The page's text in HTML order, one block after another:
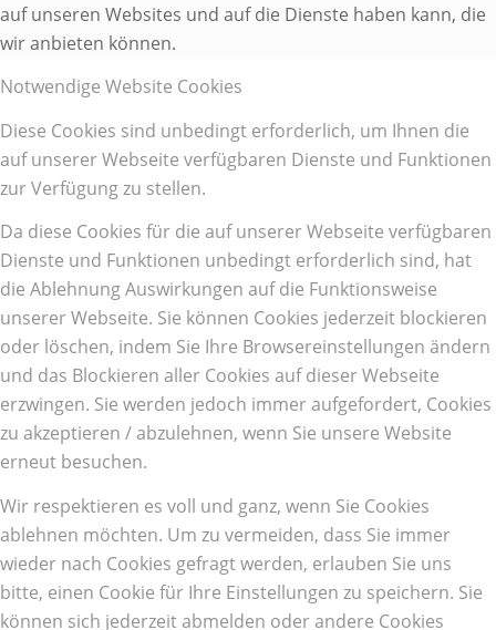
auf unseren Websites und auf die Dienste haben kann, die
wir anbieten können.
Notwendige Website Cookies
Diese Cookies sind unbedingt erforderlich, um Ihnen die
auf unserer Webseite verfügbaren Dienste und Funktionen
zur Verfügung zu stellen.
Da diese Cookies für die auf unserer Webseite verfügbaren
Dienste und Funktionen unbedingt erforderlich sind, hat
die Ablehnung Auswirkungen auf die Funktionsweise
unserer Webseite. Sie können Cookies jederzeit blockieren
oder löschen, indem Sie Ihre Browsereinstellungen ändern
und das Blockieren aller Cookies auf dieser Webseite
erzwingen. Sie werden jedoch immer aufgefordert, Cookies
zu akzeptieren / abzulehnen, wenn Sie unsere Website
erneut besuchen.
Wir respektieren es voll und ganz, wenn Sie Cookies
ablehnen möchten. Um zu vermeiden, dass Sie immer
wieder nach Cookies gefragt werden, erlauben Sie uns
bitte, einen Cookie für Ihre Einstellungen zu speichern. Sie
können sich jederzeit abmelden oder andere Cookies